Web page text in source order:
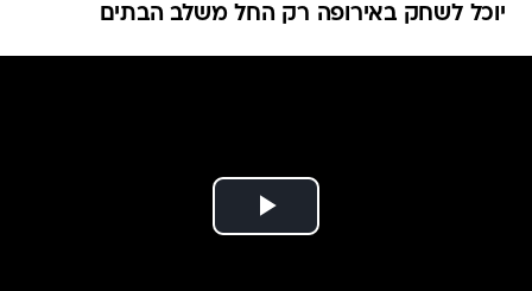
יוכל לשחק באירופה רק החל משלב הבתים